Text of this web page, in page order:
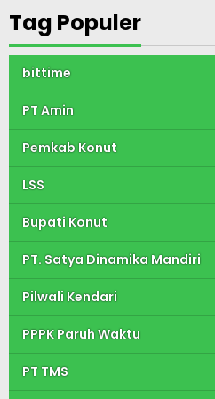
Tag Populer
bittime
PT Amin
Pemkab Konut
LSS
Bupati Konut
PT. Satya Dinamika Mandiri
Pilwali Kendari
PPPK Paruh Waktu
PT TMS